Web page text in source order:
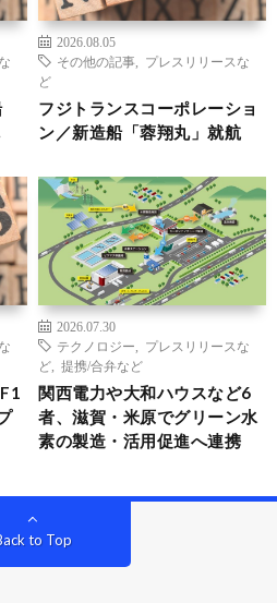
2026.08.05
その他の記事
プレスリリースな
ど
フジトランスコーポレーショ
ン／新造船「蓉翔丸」就航
2026.07.30
テクノロジー
プレスリリースな
ど
提携/合弁など
関西電力や大和ハウスなど6
者、滋賀・米原でグリーン水
素の製造・活用促進へ連携
to Top